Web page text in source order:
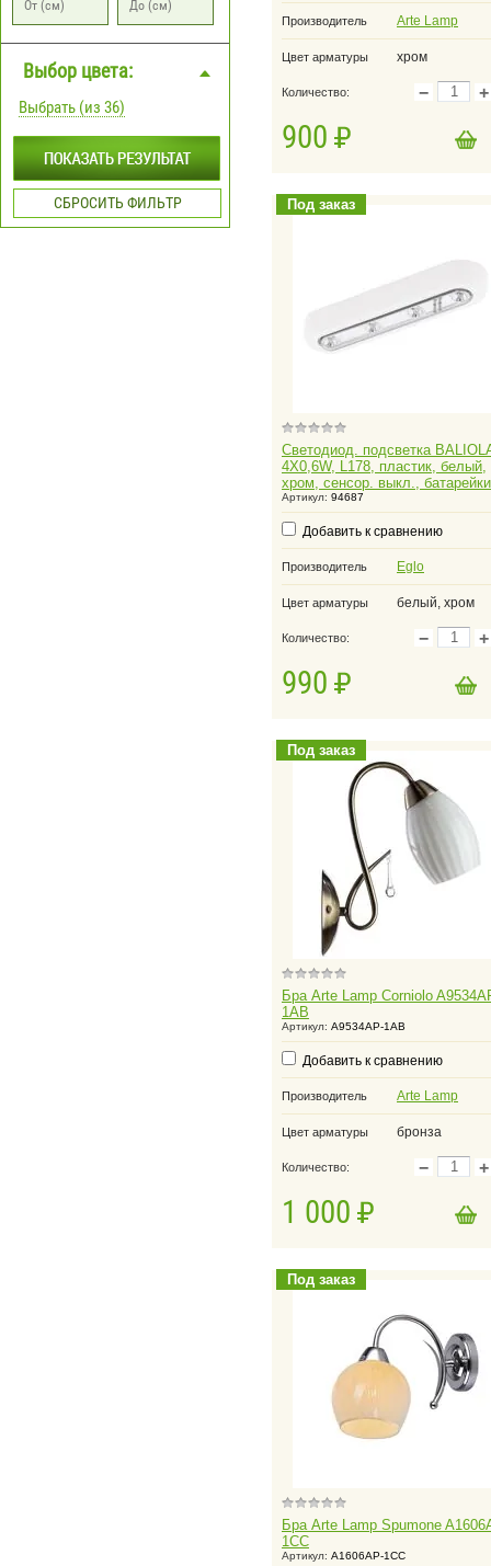
Выбор цвета:
Выбрать (из 36)
СБРОСИТЬ ФИЛЬТР
Производитель Arte Lamp
Цвет арматуры хром
Количество: − +
900
корзину Добавить в корзину
Под заказ
Светодиод. подсветка
4X0,6W, L178, пластик, белый,
хром, сенсор. выкл., батарейки
Артикул: 94687
Добавить к сравнению
Производитель Eglo
Цвет арматуры белый, хром
Количество: − +
990
Добавить в корзину
Под заказ
Бра Arte Lamp Corniolo
1AB
Артикул: A9534AP-1AB
Добавить к сравнению
Производитель Arte Lamp
Цвет арматуры бронза
Количество: − +
1 000
Добавить в корзину
Под заказ
Бра Arte Lamp Spumone
1CC
Артикул: A1606AP-1CC